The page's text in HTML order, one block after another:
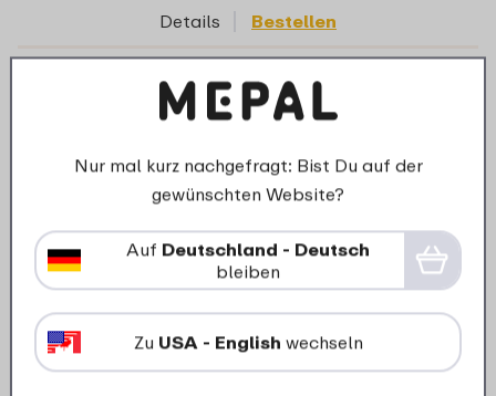
Details Bestellen
Mengenrabatt
Verschlussbecher Campus 300 ml - Cool
Nur mal kurz nachgefragt: Bist Du auf der
gewünschten Website?
Auf Deutschland - Deutsch
bleiben
Zu USA - English wechseln